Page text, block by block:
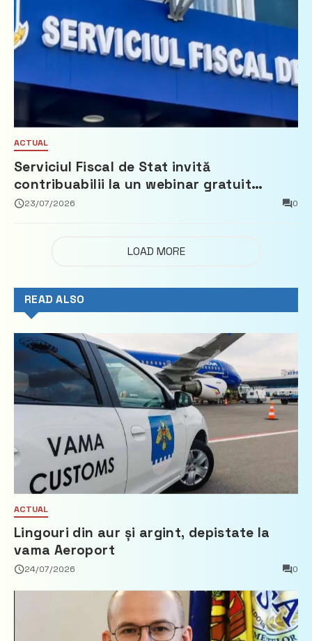
ACTUAL
Serviciul Fiscal de Stat invită
contribuabilii la un webinar gratuit
privind calculul impozitului pe bunurile
23/07/2026 0
LOAD MORE
READ ALSO
ACTUAL
Lingouri din aur și argint, depistate la
vama Aeroport
24/07/2026 0